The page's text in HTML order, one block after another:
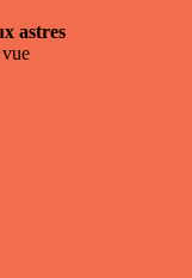
astres